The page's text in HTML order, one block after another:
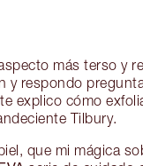
más terso y
y respondo
explico cómo
Tilbury.
que mi mágica